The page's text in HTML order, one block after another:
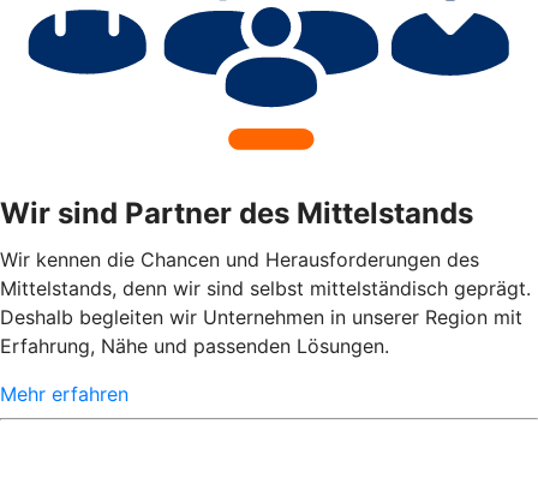
Wir sind Partner des Mittelstands
Wir kennen die Chancen und Herausforderungen des
Mittelstands, denn wir sind selbst mittelständisch geprägt.
Deshalb begleiten wir Unternehmen in unserer Region mit
Erfahrung, Nähe und passenden Lösungen.
Mehr erfahren